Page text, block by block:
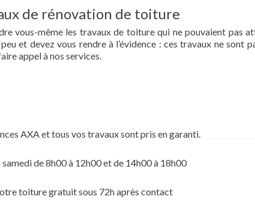
de rénovation de toiture
vous-même les travaux de toiture qui ne pouvaient pas
et devez vous rendre à l’évidence : ces travaux ne sont
appel à nos services.
AXA et tous vos travaux sont pris en garanti.
de 8h00 à 12h00 et de 14h00 à 18h00
toiture gratuit sous 72h après contact